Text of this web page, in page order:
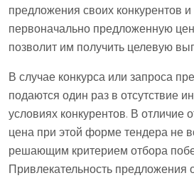
предложения своих конкурентов и
первоначально предложенную
позволит им получить целевую
В случае конкурса или запроса
подаются один раз в отсутствие
условиях конкурентов. В отличие
цена при этой форме тендера не
решающим критерием отбора
Привлекательность предложения